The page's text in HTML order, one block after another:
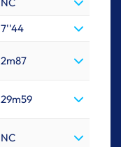
7''44
2m87
29m59
NC